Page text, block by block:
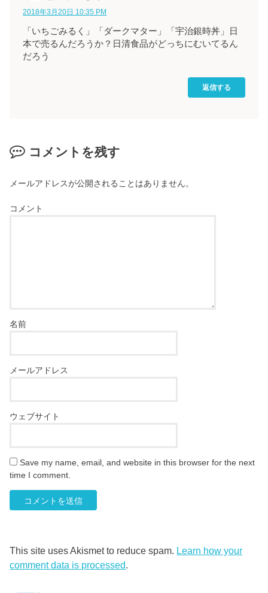
2018年3月20日 10:35 PM
「いちごみるく」「ダークマター」「宇治銀時丼」日
本で売るんだろうか？日清食品がどっちにむいてるん
だろう
返信する
コメントを残す
メールアドレスが公開されることはありません。
コメント
名前
メールアドレス
ウェブサイト
Save my name, email, and website in this browser for the next
time I comment.
This site uses Akismet to reduce spam. Learn how your
comment data is processed.